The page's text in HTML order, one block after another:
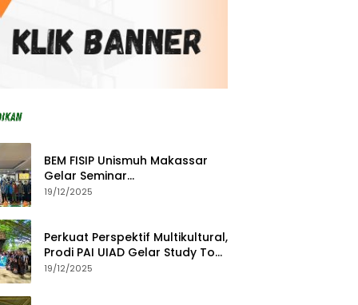
BEM FISIP Unismuh Makassar
Gelar Seminar
Keperempuanan, Bahas
19/12/2025
Perkuat Perspektif Multikultural,
Prodi PAI UIAD Gelar Study Tour
ke Kajang
19/12/2025